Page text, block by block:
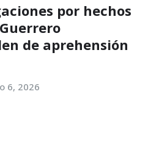
por hechos
de aprehensión
6, 2026